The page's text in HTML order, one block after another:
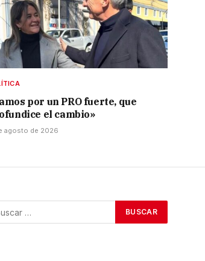
por un PRO fuerte, que
el cambio»
agosto de 2026